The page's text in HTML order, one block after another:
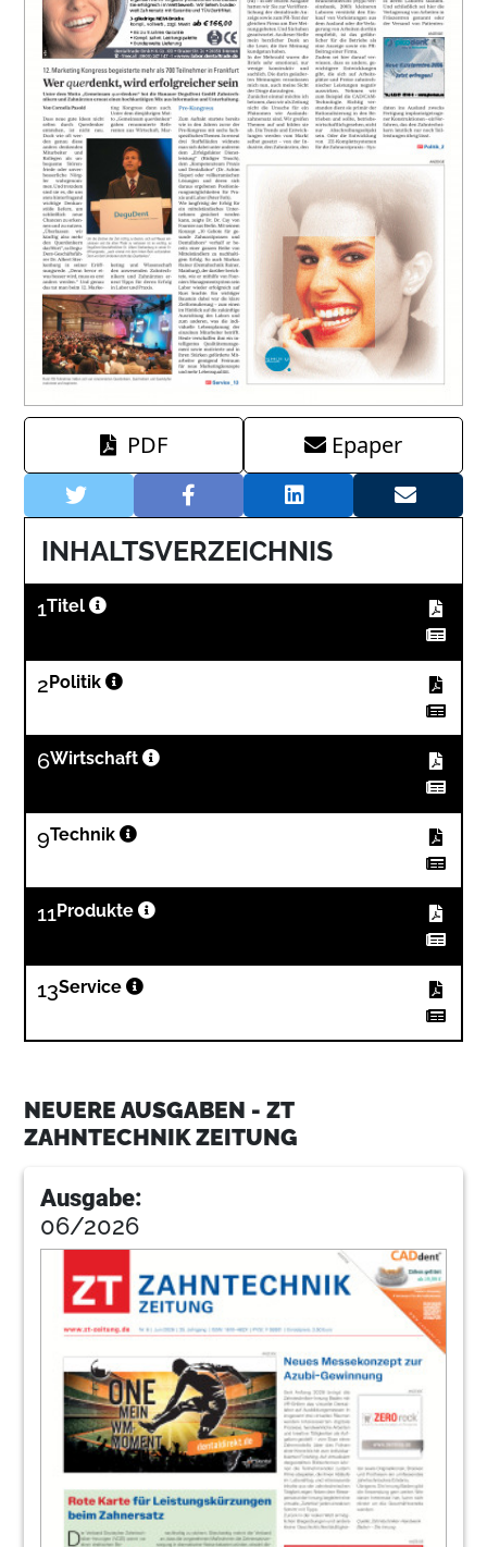
PDF Epaper
INHALTSVERZEICHNIS
1Titel
2 Politik
6Wirtschaft
9Technik
11Produkte
13Service
NEUERE AUSGABEN - ZT
ZAHNTECHNIK ZEITUNG
Ausgabe:
06/2026